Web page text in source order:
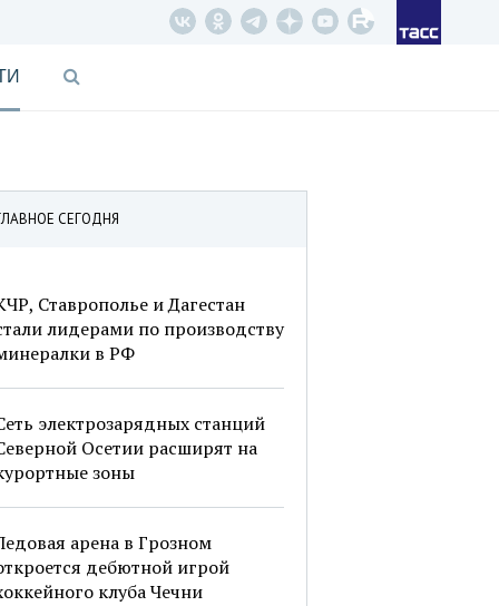
СЕГОДНЯ
Ставрополье и Дагестан
лидерами по производству
в РФ
электрозарядных станций
Осетии расширят на
зоны
арена в Грозном
дебютной игрой
клуба Чечни